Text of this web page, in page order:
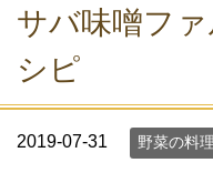
サバ味噌フ
シピ
2019-07-31 野菜の料理